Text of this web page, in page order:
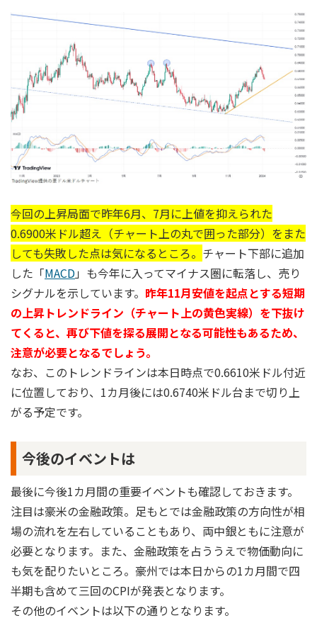
今回の上昇局面で昨年6月、7月に上値を抑えられた
0.6900米ドル超え（チャート上の丸で囲った部分）をまた
しても失敗した点は気になるところ。 チャート下部に追加
した「MACD」も今年に入ってマイナス圏に転落し、売り
シグナルを示しています。 昨年11月安値を起点とする短期
の上昇トレンドライン（チャート上の黄色実線）を下抜け
てくると、再び下値を探る展開となる可能性もあるため、
注意が必要となるでしょう。
なお、このトレンドラインは本日時点で0.6610米ドル付近
に位置しており、1カ月後には0.6740米ドル台まで切り上
がる予定です。
今後のイベントは
最後に今後1カ月間の重要イベントも確認しておきます。
注目は豪米の金融政策。足もとでは金融政策の方向性が相
場の流れを左右していることもあり、両中銀ともに注意が
必要となります。また、金融政策を占ううえで物価動向に
も気を配りたいところ。豪州では本日からの1カ月間で四
半期も含めて三回のCPIが発表となります。
その他のイベントは以下の通りとなります。